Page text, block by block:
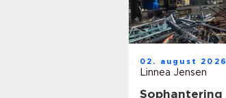
02. august 2026
Linnea Jensen
Sophantering